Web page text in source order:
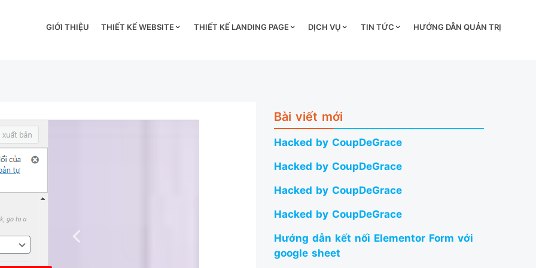
GIỚI THIỆU THIẾT KẾ WEBSITE THIẾT KẾ LANDING PAGE DỊCH VỤ TIN TỨC HƯỚNG DẪN QUẢN TRỊ
Bài viết mới
Hacked by CoupDeGrace
Hacked by CoupDeGrace
Hacked by CoupDeGrace
Hacked by CoupDeGrace
Hướng dẫn kết nối Elementor Form với
google sheet